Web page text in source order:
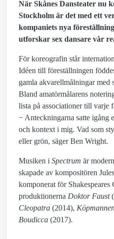
När Skånes Dansteater nu
Stockholm är det med ett
kompaniets nya
utforskar sex dansare vår
För koreografin står
Idéen till föreställningen
gamla akvarellmålningar med
Bland amatörmålarens
lista på associationer till varje
− Anteckningarna satte igång
och kontext i mig. Vad som
eller grön, säger Ben Wright.
Musiken i Spectrum är
skapade av kompositören
komponerat för
produktionerna Doktor Faust
Cleopatra (2014),
Boudicca (2017).